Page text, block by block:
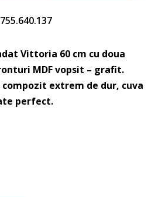
Vittoria 60 cm cu doua
MDF vopsit – grafit.
compozit extrem de dur, cuva
perfect.